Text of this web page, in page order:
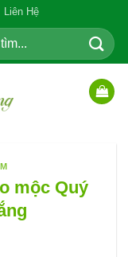
Liên Hệ
mộc Quý